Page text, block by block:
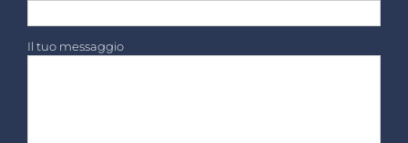
Il tuo messaggio